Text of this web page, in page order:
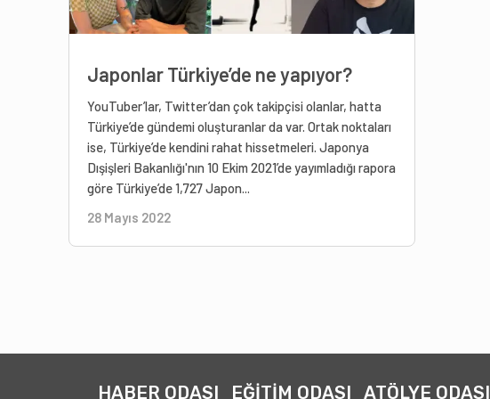
Japonlar Türkiye’de ne yapıyor?
YouTuber’lar, Twitter’dan çok takipçisi olanlar, hatta
Türkiye’de gündemi oluşturanlar da var. Ortak noktaları
ise, Türkiye’de kendini rahat hissetmeleri. Japonya
Dışişleri Bakanlığı'nın 10 Ekim 2021’de yayımladığı rapora
göre Türkiye’de 1,727 Japon...
28 Mayıs 2022
HABER ODASI EĞİTİM ODASI ATÖLYE ODASI